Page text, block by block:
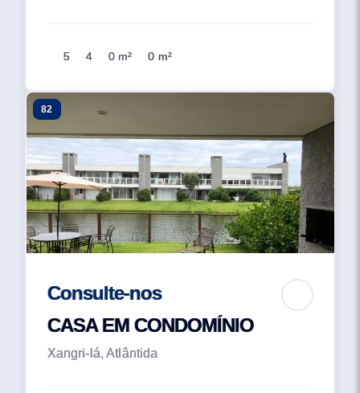
5 4 0 m² 0 m²
82
Consulte-nos
CASA EM CONDOMÍNIO
Xangri-lá, Atlântida